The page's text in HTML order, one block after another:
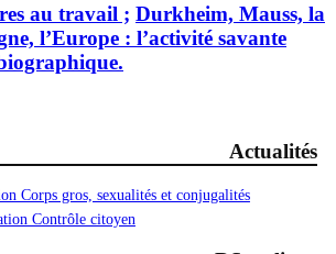
au travail ; Durkheim, Mauss, la
l’Europe : l’activité savante
Actualités
Corps gros, sexualités et conjugalités
Contrôle citoyen